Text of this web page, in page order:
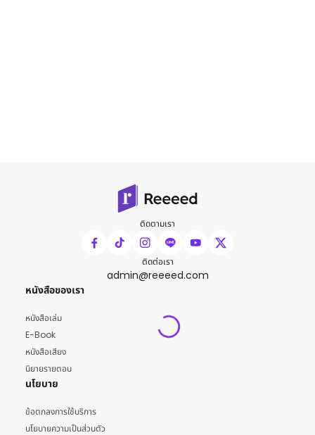
ติดตามเรา
ติดต่อเรา
admin@reeeed.com
หนังสือของเรา
หนังสือเล่ม
E-Book
หนังสือเสียง
นิยายรายตอน
นโยบาย
ข้อตกลงการใช้บริการ
นโยบายความเป็นส่วนตัว